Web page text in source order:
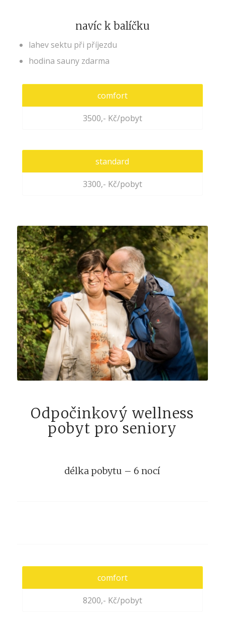
navíc k balíčku
lahev sektu při příjezdu
hodina sauny zdarma
comfort
3500,- Kč/pobyt
standard
3300,- Kč/pobyt
Odpočinkový wellness
pobyt pro seniory
délka pobytu – 6 nocí
comfort
8200,- Kč/pobyt